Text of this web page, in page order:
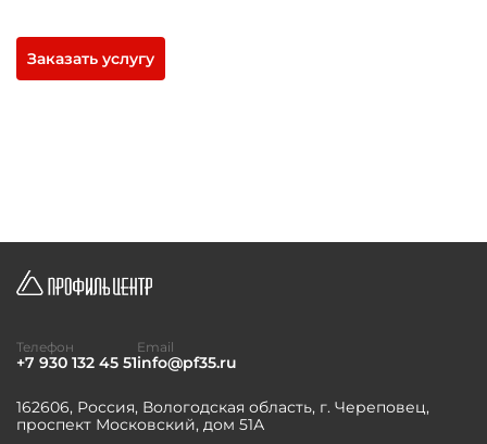
Заказать услугу
162606, Россия, Вологодская область, г. Череповец,
проспект Московский, дом 51А
Телефон
+7 930 132 45 51
Email
info@pf35.ru